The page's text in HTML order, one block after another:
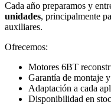
Cada año preparamos y
unidades, principalmente
auxiliares.
Ofrecemos:
Motores 6BT
Garantía de montaje
Adaptación a cada
Disponibilidad en